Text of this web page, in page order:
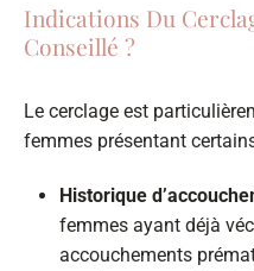
Indications Du
Conseillé ?
Le cerclage est
femmes présentant
Historique
femmes ayant déjà
accouchements